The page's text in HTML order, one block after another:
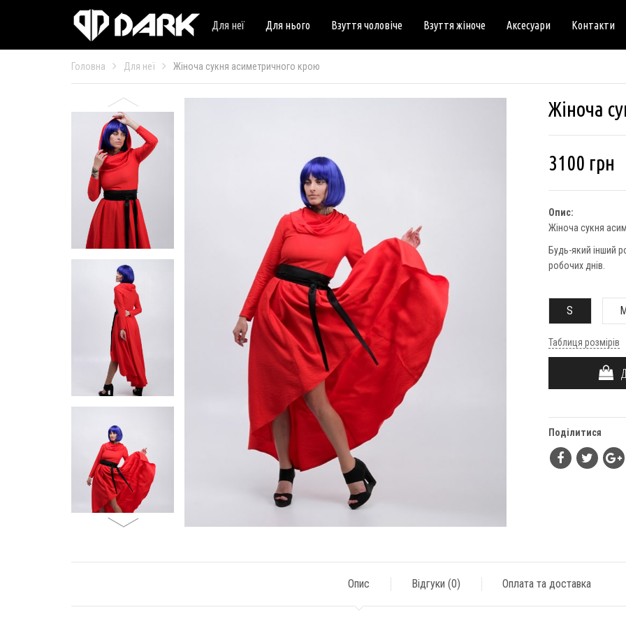
Для неї Для нього Взуття чоловіче Взуття жіноче Аксесуари Контакти
Головна Для неї Жіноча сукня асиметричного крою
Жіноча
3100 грн
Опис:
Жіноча сукня
Будь-який інший
робочих днів.
S
Таблиця розмірів
Поділитися
Опис Відгуки (0) Оплата та доставка